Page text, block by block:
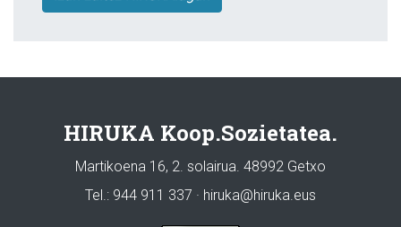
HIRUKA Koop.Sozietatea.
Martikoena 16, 2. solairua. 48992 Getxo
Tel.: 944 911 337 · hiruka@hiruka.eus